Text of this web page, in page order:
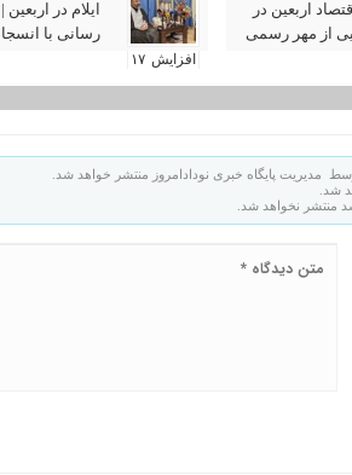
اربعین در
از مهر رسمی
ایلام در
رسانی با
مدیریت پایگاه خبری نودادامروز منتشر خواهد شد.
شد.
منتشر نخواهد شد.